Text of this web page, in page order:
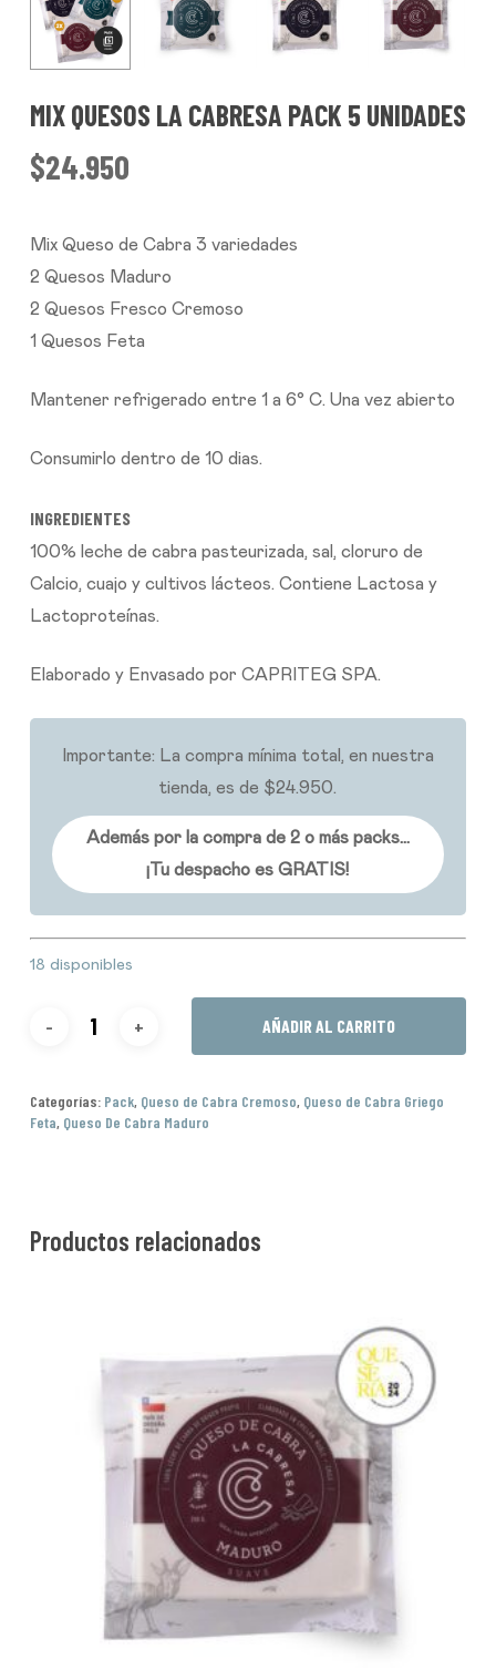
MIX QUESOS LA CABRESA PACK 5 UNIDADES
$24.950
Mix Queso de Cabra 3 variedades
2 Quesos Maduro
2 Quesos Fresco Cremoso
1 Quesos Feta
Mantener refrigerado entre 1 a 6° C. Una vez abierto
Consumirlo dentro de 10 dias.
INGREDIENTES
100% leche de cabra pasteurizada, sal, cloruro de
Calcio, cuajo y cultivos lácteos. Contiene Lactosa y
Lactoproteínas.
Elaborado y Envasado por CAPRITEG SPA.
Importante: La compra mínima total, en nuestra
tienda, es de $24.950.
Además por la compra de 2 o más packs…
¡Tu despacho es GRATIS!
18 disponibles
AÑADIR AL CARRITO
Categorías: Pack, Queso de Cabra Cremoso, Queso de Cabra Griego
Feta, Queso De Cabra Maduro
Productos relacionados